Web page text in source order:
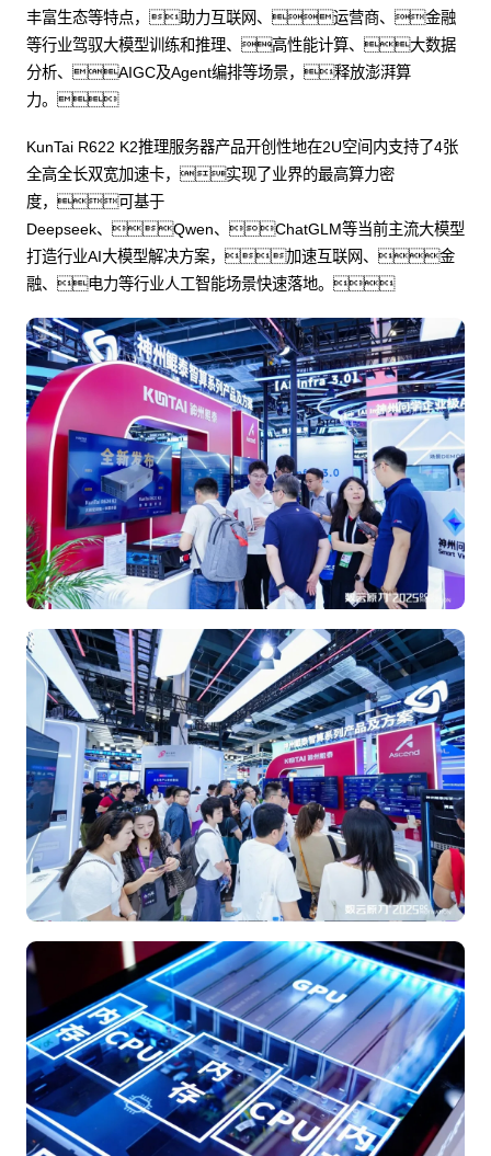
丰富生态等特点，助力互联网、运营商、金融
等行业驾驭大模型训练和推理、高性能计算、大数据
分析、AIGC及Agent编排等场景，释放澎湃算
力。
KunTai R622 K2推理服务器产品开创性地在2U空间内支持了4张
全高全长双宽加速卡，实现了业界的最高算力密
度，可基于
Deepseek、Qwen、ChatGLM等当前主流大模型
打造行业AI大模型解决方案，加速互联网、金
融、电力等行业人工智能场景快速落地。